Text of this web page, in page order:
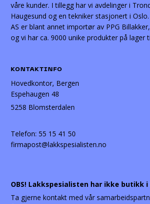
våre kunder. I tillegg har vi avdelinger i
Haugesund og en tekniker stasjonert i
AS er blant annet importør av PPG
og vi har ca. 9000 unike produkter på lager
KONTAKTINFO
Hovedkontor, Bergen
Espehaugen 48
5258 Blomsterdalen
Telefon:55 15 41 50
firmapost@lakkspesialisten.no
OBS! Lakkspesialisten har ikke butikk i
Ta gjerne kontakt med vår